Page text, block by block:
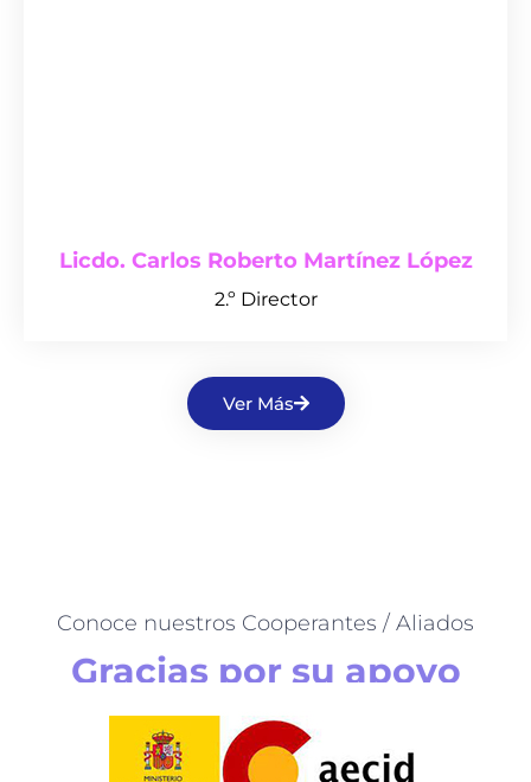
Licdo. Carlos Roberto Martínez López
2.º Director
Ver Más
Conoce nuestros Cooperantes / Aliados
Gracias por su apoyo